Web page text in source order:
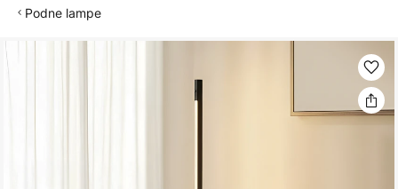
Podne lampe
Skip